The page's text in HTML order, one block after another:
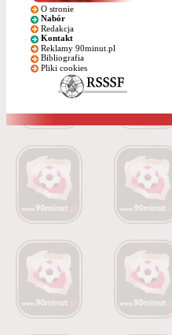
O stronie
Nabór
Redakcja
Kontakt
Reklamy 90minut.pl
Bibliografia
Pliki cookies